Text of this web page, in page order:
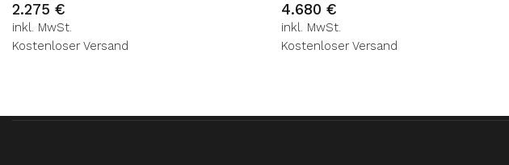
2.275 €
inkl. MwSt.
Kostenloser Versand
4.680€
inkl. MwSt.
Kostenloser Versand